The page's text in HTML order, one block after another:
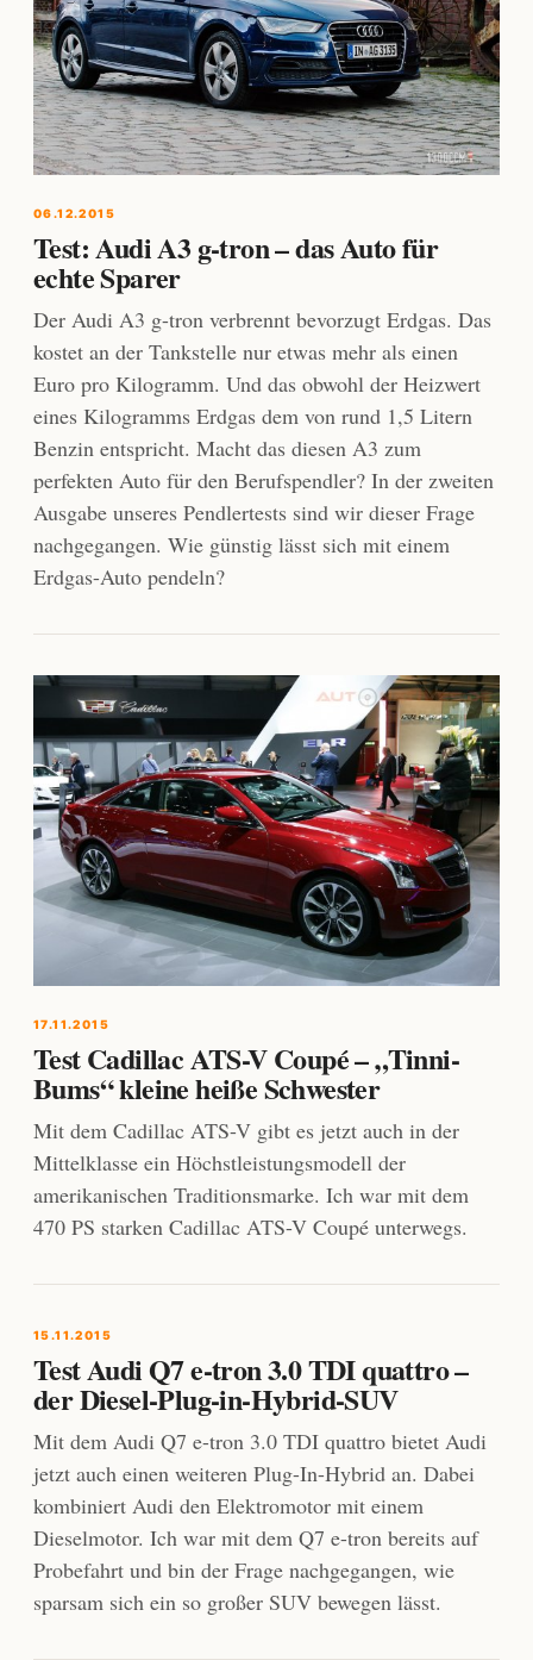
06.12.2015
Test: Audi A3 g-tron – das Auto für
echte Sparer
Der Audi A3 g-tron verbrennt bevorzugt Erdgas. Das
kostet an der Tankstelle nur etwas mehr als einen
Euro pro Kilogramm. Und das obwohl der Heizwert
eines Kilogramms Erdgas dem von rund 1,5 Litern
Benzin entspricht. Macht das diesen A3 zum
perfekten Auto für den Berufspendler? In der zweiten
Ausgabe unseres Pendlertests sind wir dieser Frage
nachgegangen. Wie günstig lässt sich mit einem
Erdgas-Auto pendeln?
17.11.2015
Test Cadillac ATS-V Coupé – „Tinni-
Bums“ kleine heiße Schwester
Mit dem Cadillac ATS-V gibt es jetzt auch in der
Mittelklasse ein Höchstleistungsmodell der
amerikanischen Traditionsmarke. Ich war mit dem
470 PS starken Cadillac ATS-V Coupé unterwegs.
15.11.2015
Test Audi Q7 e-tron 3.0 TDI quattro –
der Diesel-Plug-in-Hybrid-SUV
Mit dem Audi Q7 e-tron 3.0 TDI quattro bietet Audi
jetzt auch einen weiteren Plug-In-Hybrid an. Dabei
kombiniert Audi den Elektromotor mit einem
Dieselmotor. Ich war mit dem Q7 e-tron bereits auf
Probefahrt und bin der Frage nachgegangen, wie
sparsam sich ein so großer SUV bewegen lässt.